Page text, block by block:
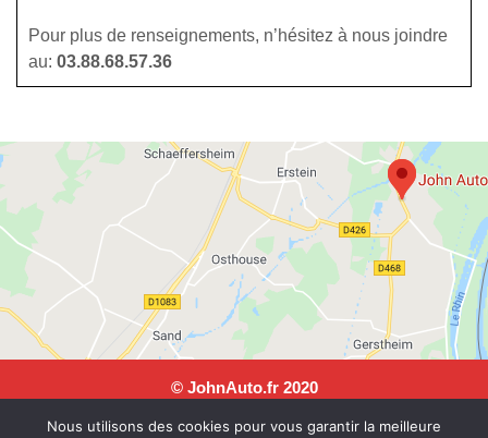
Pour plus de renseignements, n’hésitez à nous joindre
au: 03.88.68.57.36
© JohnAuto.fr 2020
Nous utilisons des cookies pour vous garantir la meilleure